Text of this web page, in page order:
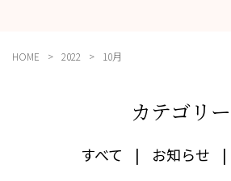
HOME 2022 10月
カテゴリー
すべて お知らせ